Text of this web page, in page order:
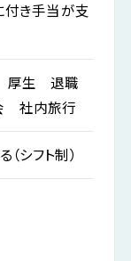
付き手当が支
生 退職
社内旅行
シフト制）